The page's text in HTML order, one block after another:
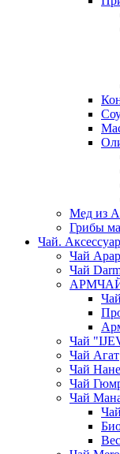
Мед из
Грибы
Чай.
Чай
Чай
Чай
Чай Агат
Чай Нане
Чай
Чай